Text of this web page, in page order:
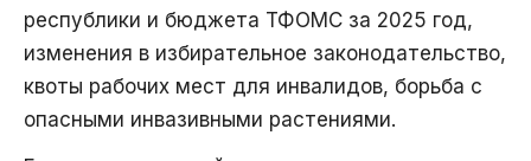
республики и бюджета ТФОМС за 2025 год,
изменения в избирательное законодательство,
квоты рабочих мест для инвалидов, борьба с
опасными инвазивными растениями.